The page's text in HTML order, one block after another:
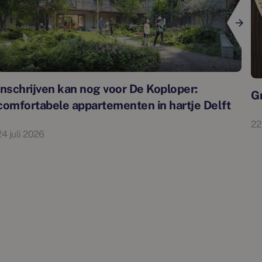
kan nog voor De Koploper:
appartementen in hartje Delft
juli 2026